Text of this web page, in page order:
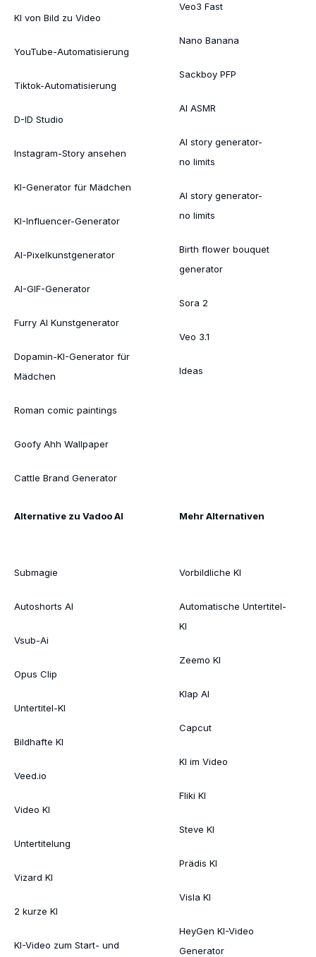
KI von Bild zu Video
YouTube-Automatisierung
Tiktok-Automatisierung
D-ID Studio
Instagram-Story ansehen
KI-Generator für Mädchen
KI-Influencer-Generator
AI-Pixelkunstgenerator
AI-GIF-Generator
Furry AI Kunstgenerator
Dopamin-KI-Generator für
Mädchen
Roman comic paintings
Goofy Ahh Wallpaper
Cattle Brand Generator
Veo3 Fast
Nano Banana
Sackboy PFP
AI ASMR
AI story generator-
no limits
AI story generator-
no limits
Birth flower bouquet
generator
Sora 2
Veo 3.1
Ideas
Alternative zu Vadoo AI
Submagie
Autoshorts AI
Vsub-Ai
Opus Clip
Untertitel-KI
Bildhafte KI
Veed.io
Video KI
Untertitelung
Vizard KI
2 kurze KI
KI-Video zum Start- und
Mehr Alternativen
Vorbildliche KI
Automatische Untertitel-
KI
Zeemo KI
Klap AI
Capcut
KI im Video
Fliki KI
Steve KI
Prädis KI
Visla KI
HeyGen KI-Video
Generator